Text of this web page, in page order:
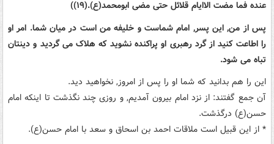
عنده فما مضت الاایام قلائل حتی مضی ابومحمد(ع).(۱۹))
پس از من, این پسر, امام شماست و خلیفه من است در میان شما. امر او
را اطاعت کنید از گرد رهبری او پراکنده نشوید که هلاک می گردید و دینتان
تباه می شود.
این را هم بدانید که شما او را پس از امروز, نخواهید دید.
آن جمع گفتند: از نزد امام بیرون آمدیم, و روزی چند نگذشت تا اینکه امام
حسن(ع) درگذشت.
* از این قبیل است ملاقات احمد بن اسحاق و سعد با امام حسن(ع).